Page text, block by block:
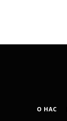
О НАС